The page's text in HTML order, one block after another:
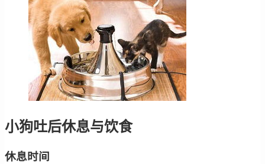
小狗吐后休息与饮食
休息时间